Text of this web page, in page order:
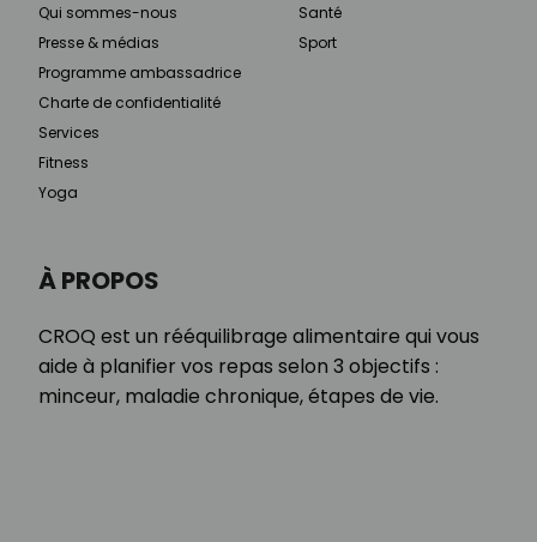
À PROPOS
CROQ est un rééquilibrage alimentaire qui vous
aide à planifier vos repas selon 3 objectifs :
minceur, maladie chronique, étapes de vie.
Qui sommes-nous
Presse & médias
Programme ambassadrice
Charte de confidentialité
Services
Fitness
Yoga
Santé
Sport